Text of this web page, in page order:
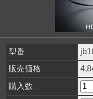
型番
販売価格
購入数